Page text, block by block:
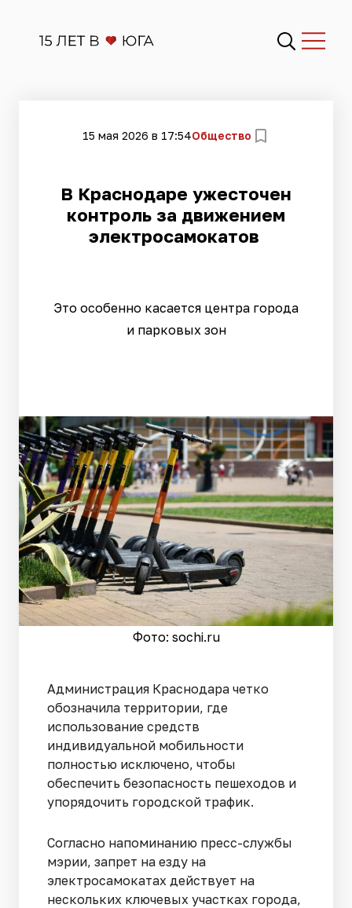
15 мая 2026 в 17:54Общество
В Краснодаре ужесточен
контроль за движением
электросамокатов
Это особенно касается центра города
и парковых зон
Фото: sochi.ru
Администрация Краснодара четко
обозначила территории, где
использование средств
индивидуальной мобильности
полностью исключено, чтобы
обеспечить безопасность пешеходов и
упорядочить городской трафик.
Согласно напоминанию пресс-службы
мэрии, запрет на езду на
электросамокатах действует на
нескольких ключевых участках города,